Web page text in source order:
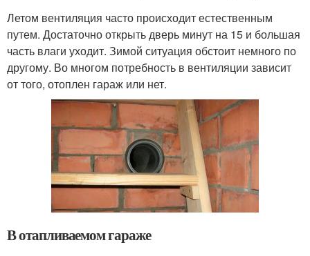
Летом вентиляция часто происходит естественным
путем. Достаточно открыть дверь минут на 15 и большая
часть влаги уходит. Зимой ситуация обстоит немного по
другому. Во многом потребность в вентиляции зависит
от того, отоплен гараж или нет.
В отапливаемом гараже